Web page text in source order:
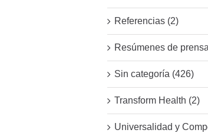
Referencias (2)
Resúmenes de
Sin categoría (426)
Transform Health (2)
Universalidad y